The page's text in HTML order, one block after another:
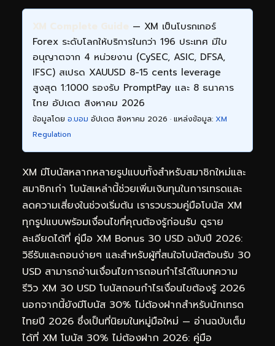
XM Complete Guide — XM เป็นโบรกเกอร์
Forex ระดับโลกให้บริการในกว่า 196 ประเทศ มีใบ
อนุญาตจาก 4 หน่วยงาน (CySEC, ASIC, DFSA,
IFSC) สเปรด XAUUSD 8-15 cents leverage
สูงสุด 1:1000 รองรับ PromptPay และ 8 ธนาคาร
ไทย อัปเดต สิงหาคม 2026
ข้อมูลโดย อ.บอม อัปเดต สิงหาคม 2026 · แหล่งข้อมูล: XM
Regulation
XM มีโบนัสหลากหลายรูปแบบทั้งสำหรับสมาชิกใหม่และ
สมาชิกเก่า โบนัสเหล่านี้ช่วยเพิ่มเงินทุนในการเทรดและ
ลดความเสี่ยงในช่วงเริ่มต้น เรารวบรวมคู่มือโบนัส XM
ทุกรูปแบบพร้อมเงื่อนไขที่คุณต้องรู้ก่อนรับ ดูราย
ละเอียดได้ที่ คู่มือ XM Bonus 30 USD ฉบับปี 2026:
วิธีรับและถอนง่ายๆ และสำหรับผู้ที่สนใจโบนัสต้อนรับ 30
USD สามารถอ่านเงื่อนไขการถอนกำไรได้ในบทความ
รีวิว XM 30 USD โบนัสถอนกำไรเงื่อนไขต้องรู้ 2026
นอกจากนี้ยังมีโบนัส 30% ไม่ต้องฝากสำหรับนักเทรด
ไทยปี 2026 ซึ่งเป็นที่นิยมในหมู่มือใหม่ — อ่านฉบับเต็ม
ได้ที่ XM โบนัส 30% ไม่ต้องฝาก 2026: คู่มือ